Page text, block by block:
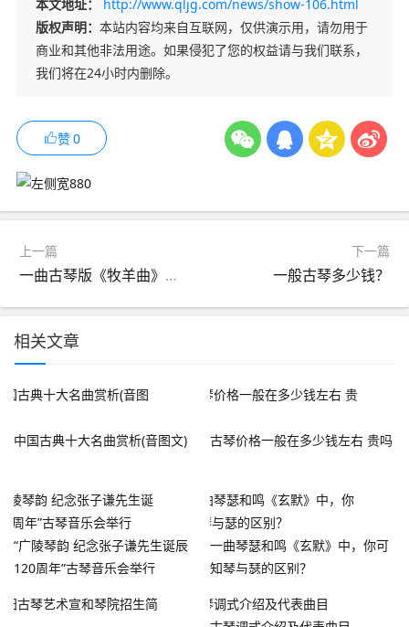
本文地址：
http://www.qljg.com/news/show-106.html
版权声明： 本站内容均来自互联网，仅供演示用，请勿用于
商业和其他非法用途。如果侵犯了您的权益请与我们联系，
我们将在24小时内删除。
赞0
上一篇
一曲古琴版《牧羊曲》时隔30年，风采依然，回味无穷
下一篇
一般古琴多少钱？
相关文章
中国古典十大名曲赏析(音图文) 古琴价格一般在多少钱左右 贵吗
“广陵琴韵 纪念张子谦先生诞辰
120周年”古琴音乐会举行
一曲琴瑟和鸣《玄默》中，你可
知琴与瑟的区别？